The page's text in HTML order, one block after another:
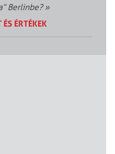
Berlinbe?»
ÉS ÉRTÉKEK